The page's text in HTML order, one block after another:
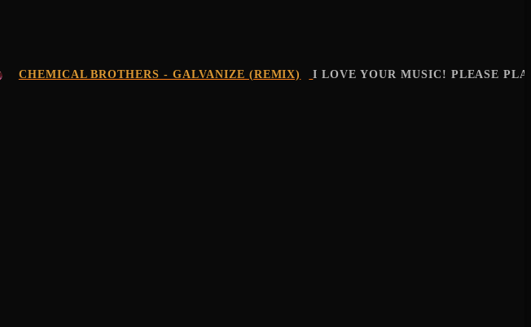
CHEMICAL BROTHERS - GALVANIZE (REMIX) I LOVE YOUR MUSIC! PLEASE